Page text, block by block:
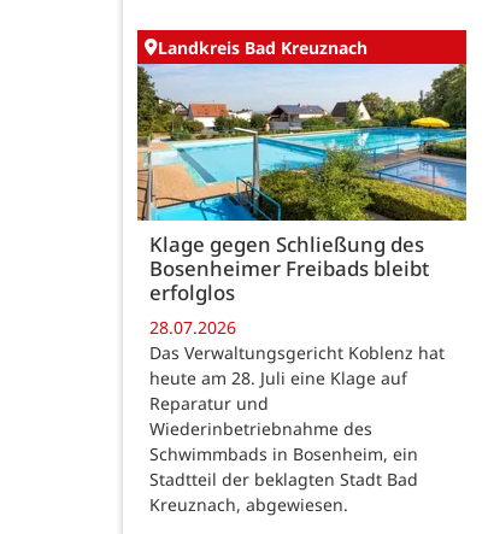
Landkreis Bad Kreuznach
Klage gegen Schließung des
Bosenheimer Freibads bleibt
erfolglos
28.07.2026
Das Verwaltungsgericht Koblenz hat
heute am 28. Juli eine Klage auf
Reparatur und
Wiederinbetriebnahme des
Schwimmbads in Bosenheim, ein
Stadtteil der beklagten Stadt Bad
Kreuznach, abgewiesen.